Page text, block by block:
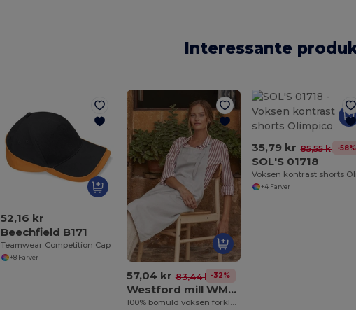
Interessante
52,16 kr
Beechfield B171
Teamwear Competition Cap
+8 Farver
57,04 kr 83,44 kr-32%
Westford mill WM364
35,79 kr 85,55 kr -58%
SOL'S 01718
+4 Farver